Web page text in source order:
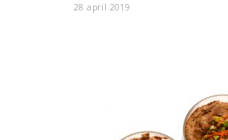
28 april 2019